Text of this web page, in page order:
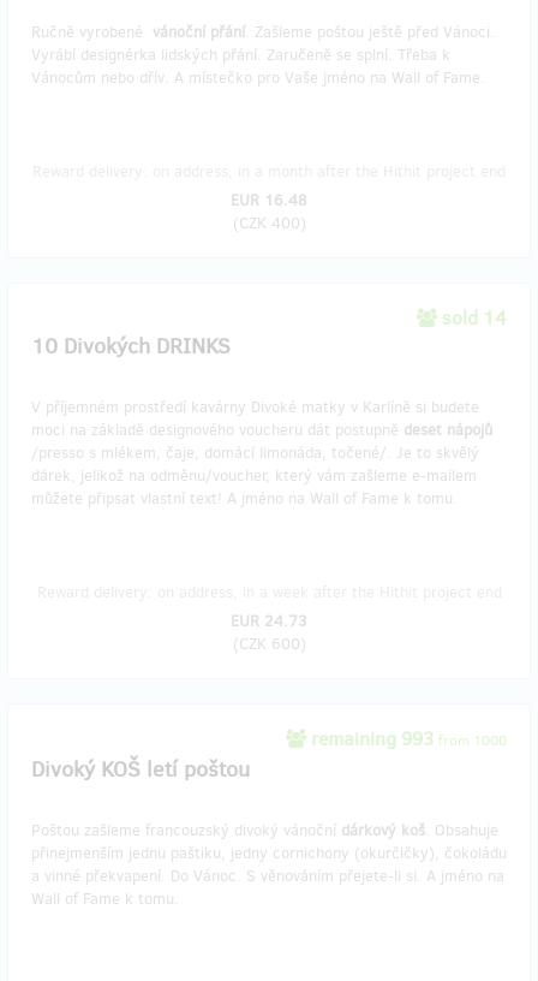
Ručně vyrobené vánoční přání. Zašleme poštou ještě před Vánoci.
Vyrábí designérka lidských přání. Zaručeně se splní. Třeba k
Vánocům nebo dřív. A místečko pro Vaše jméno na Wall of Fame.
EUR 16.48
(CZK 400)
sold 14
10 Divokých DRINKS
V příjemném prostředí kavárny Divoké matky v Karlíně si budete
moci na základě designového voucheru dát postupně deset nápojů
/presso s mlékem, čaje, domácí limonáda, točené/. Je to skvělý
dárek, jelikož na odměnu/voucher, který vám zašleme e-mailem
můžete připsat vlastní text! A jméno na Wall of Fame k tomu.
EUR 24.73
(CZK 600)
remaining 993 from 1000
Divoký KOŠ letí poštou
Poštou zašleme francouzský divoký vánoční dárkový koš. Obsahuje
přinejmenším jednu paštiku, jedny cornichony (okurčičky), čokoládu
a vinné překvapení. Do Vánoc. S věnováním přejete-li si. A jméno na
Wall of Fame k tomu.